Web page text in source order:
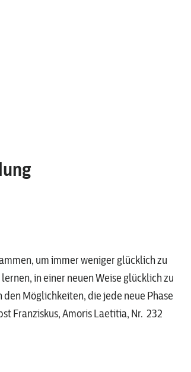
um immer weniger glücklich zu
in einer neuen Weise glücklich zu
den Möglichkeiten, die jede neue Phase
Franziskus, Amoris Laetitia, Nr. 232